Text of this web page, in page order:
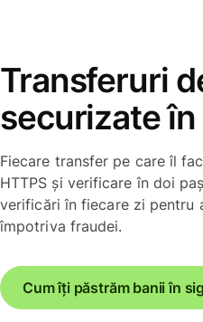
Transferuri
securizate în
Fiecare transfer pe care îl
HTTPS și verificare în doi
verificări în fiecare zi pentru
împotriva fraudei.
Cum îți păstrăm banii în